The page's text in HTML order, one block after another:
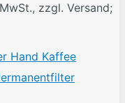
zzgl. Versand;